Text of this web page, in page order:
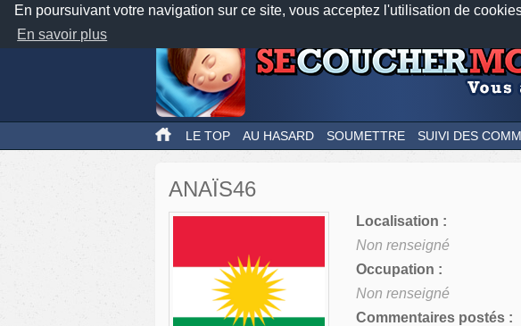
En poursuivant votre navigation sur ce site, vous acceptez l'utilisation de
En savoir plus
Nos
LE TOP AU HASARD SOUMETTRE SUIVI DES
ANAÏS46
Localisation :
Non renseigné
Occupation :
Non renseigné
Commentaires postés :